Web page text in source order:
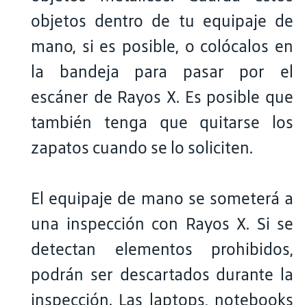
objetos dentro de tu equipaje de
mano, si es posible, o colócalos en
la bandeja para pasar por el
escáner de Rayos X. Es posible que
también tenga que quitarse los
zapatos cuando se lo soliciten.
El equipaje de mano se someterá a
una inspección con Rayos X. Si se
detectan elementos prohibidos,
podrán ser descartados durante la
inspección. Las laptops, notebooks